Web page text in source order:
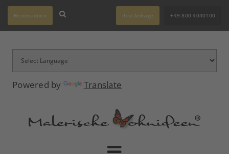
Powered by Translate
Rezensionen Ihre Anfrage +49 800 4040100